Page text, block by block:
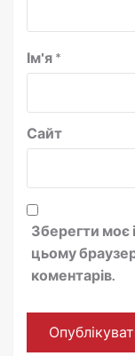
Ім'я *
Сайт
Зберегти моє
цьому
коментарів.